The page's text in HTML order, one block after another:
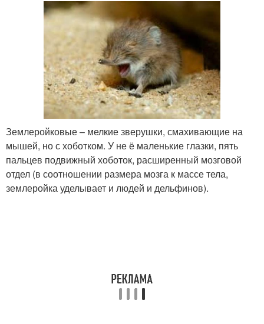
Землеройковые – мелкие зверушки, смахивающие на
мышей, но с хоботком. У не ё маленькие глазки, пять
пальцев подвижный хоботок, расширенный мозговой
отдел (в соотношении размера мозга к массе тела,
землеройка уделывает и людей и дельфинов).